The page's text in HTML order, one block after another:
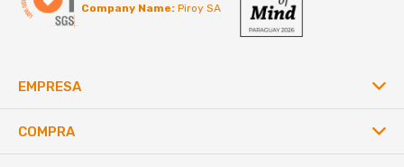
Company Name: Piroy SA
EMPRESA
COMPRA